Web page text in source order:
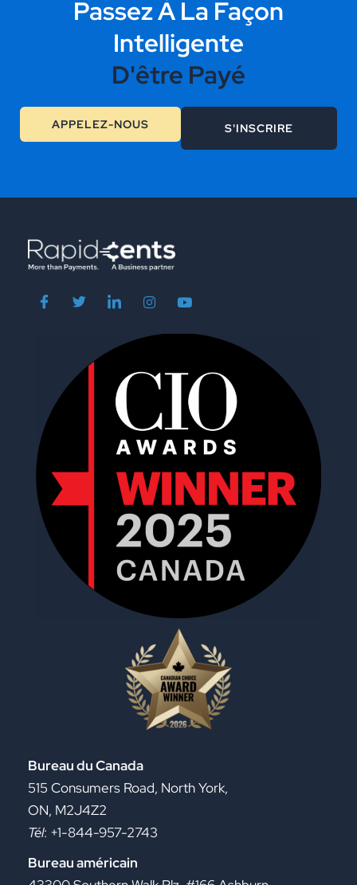
Passez À La Façon
Intelligente
D'être Payé
APPELEZ-NOUS S'INSCRIRE
Bureau du Canada
515 Consumers Road, North York,
ON, M2J4Z2
Tél: +1-844-957-2743
Bureau américain